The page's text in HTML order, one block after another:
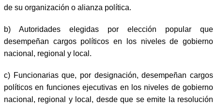
de su organización o alianza política.
b) Autoridades elegidas por elección popular que
desempeñan cargos políticos en los niveles de gobierno
nacional, regional y local.
c) Funcionarias que, por designación, desempeñan cargos
políticos en funciones ejecutivas en los niveles de gobierno
nacional, regional y local, desde que se emite la resolución